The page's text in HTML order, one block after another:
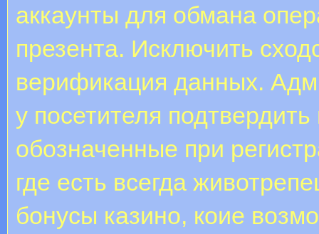
аккаунты для обмана
презента. Исключить
верификация данных.
у посетителя
обозначенные при
где есть всегда
бонусы казино, коие